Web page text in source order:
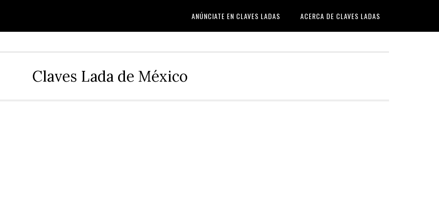
ANÚNCIATE EN CLAVES LADAS ACERCA DE CLAVES LADAS
Claves Lada de México